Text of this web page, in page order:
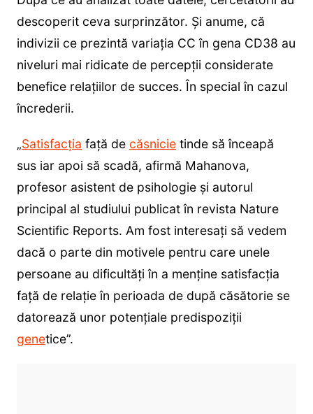
descoperit ceva surprinzător. Și anume, că
indivizii ce prezintă variația CC în gena CD38 au
niveluri mai ridicate de percepții considerate
benefice relațiilor de succes. În special în cazul
încrederii.
„Satisfacția față de căsnicietinde să înceapă
sus iar apoi să scadă, afirmă Mahanova,
profesor asistent de psihologie și autorul
principal al studiului publicat în revista Nature
Scientific Reports. Am fost interesați să vedem
dacă o parte din motivele pentru care unele
persoane au dificultăți în a menține satisfacția
față de relație în perioada de după căsătorie se
datorează unor potențiale predispoziții
genetice”.